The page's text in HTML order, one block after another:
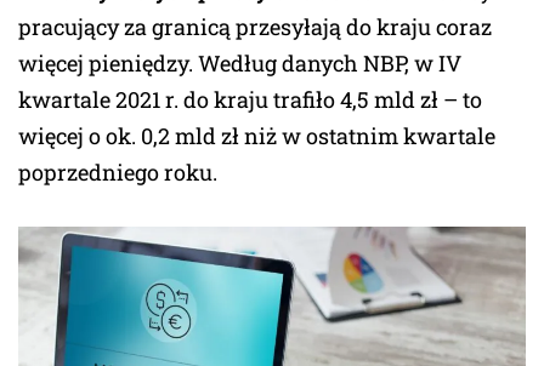
pracujący za granicą przesyłają do kraju coraz
więcej pieniędzy. Według danych NBP, w IV
kwartale 2021 r. do kraju trafiło 4,5 mld zł – to
więcej o ok. 0,2 mld zł niż w ostatnim kwartale
poprzedniego roku.